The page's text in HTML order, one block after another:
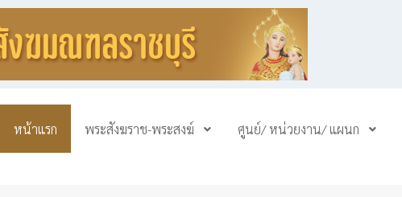
หน้าแรก พระสังฆราช-พระสงฆ์ ศูนย์/ หน่วยงาน/ แผนก